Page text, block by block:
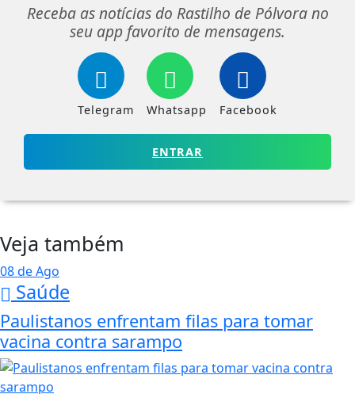
Receba as notícias do Rastilho de Pólvora no
seu app favorito de mensagens.
Telegram Whatsapp Facebook
ENTRAR
Veja também
08 de Ago
Saúde
Paulistanos enfrentam filas para tomar
vacina contra sarampo